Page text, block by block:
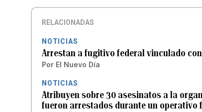
RELACIONADAS
NOTICIAS
Arrestan a fugitivo federal vinculado
Por El Nuevo Día
NOTICIAS
Atribuyen sobre 30 asesinatos a la
fueron arrestados durante un operativo